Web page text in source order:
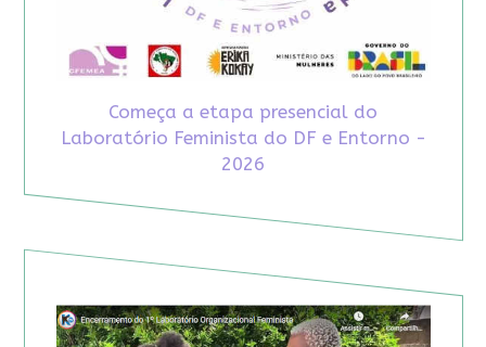
Começa a etapa presencial do
Laboratório Feminista do DF e Entorno -
2026